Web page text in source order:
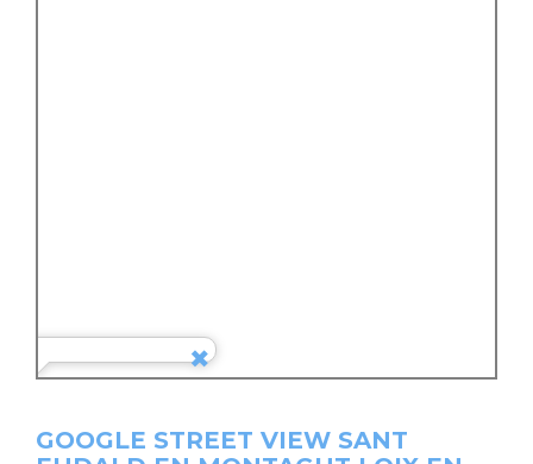
GOOGLE STREET VIEW SANT